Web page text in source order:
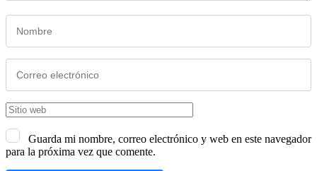
Guarda mi nombre, correo electrónico y web en este navegador
para la próxima vez que comente.